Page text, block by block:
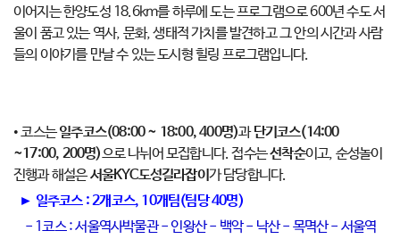
이어지는 한양도성 18.6km를 하루에 도는 프로그램으로 600년 수도 서
울이 품고 있는 역사, 문화, 생태적 가치를 발견하고 그 안의 시간과 사람
들의 이야기를 만날 수 있는 도시형 힐링 프로그램입니다.
• 코스는일주코스(08:00 ~ 18:00, 400명)과단기코스(14:00
~17:00, 200명)으로 나뉘어 모집합니다. 접수는선착순이고, 순성놀이
진행과 해설은서울KYC도성길라잡이 가 담당합니다.
► 일주코스 : 2개코스, 10개팀(팀당 40명)
- 1코스 : 서울역사박물관 - 인왕산 - 백악 - 낙산 - 목멱산 - 서울역